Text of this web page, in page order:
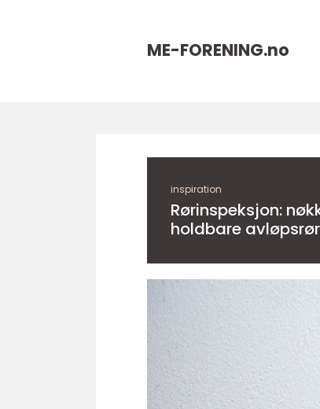
ME-FORENING.no
inspiration
Rørinspeksjon:
holdbare avløpsrør